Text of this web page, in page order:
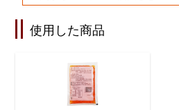
使用した商品